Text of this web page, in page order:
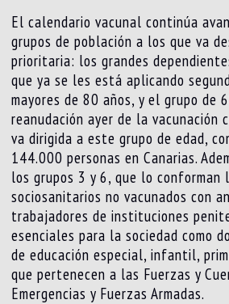
El calendario vacunal continúa
grupos de población a los que va
prioritaria: los grandes
que ya se les está aplicando
mayores de 80 años, y el grupo de
reanudación ayer de la vacunación
va dirigida a este grupo de edad,
144.000 personas en Canarias.
los grupos 3 y 6, que lo conforman
sociosanitarios no vacunados con
trabajadores de instituciones
esenciales para la sociedad como
de educación especial, infantil,
que pertenecen a las Fuerzas y
Emergencias y Fuerzas Armadas.